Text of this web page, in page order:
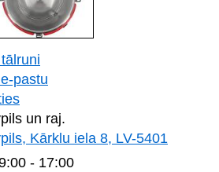
pastu
un raj.
Kārklu iela 8, LV-5401
- 17:00